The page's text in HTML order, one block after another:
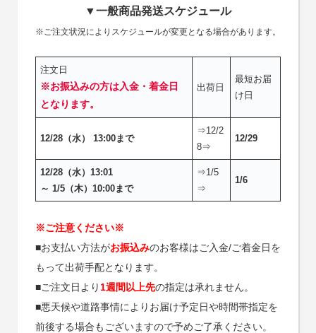
▼一般商品発送スケジュール
※ご注文状況によりスケジュールが変更となる場合があります。
注文日
※お振込みの方は入金・着金日
となります。
出荷日
最短お届
け日
12/28（水） 13:00まで
⇒12/2
8⇒
12/29
12/28（水）13:01
～ 1/5（木）10:00まで
⇒1/5
⇒
1/6
※ご注意ください※
■お支払い方法がお振込みのお客様はご入金/ご着金日を
もって出荷手配となります。
■ご注文日より 1週間以上先の指定は承れません。
■悪天候や道路事情によりお届け予定日や時間帯指定を
前後する場合もございますので予めご了承ください。